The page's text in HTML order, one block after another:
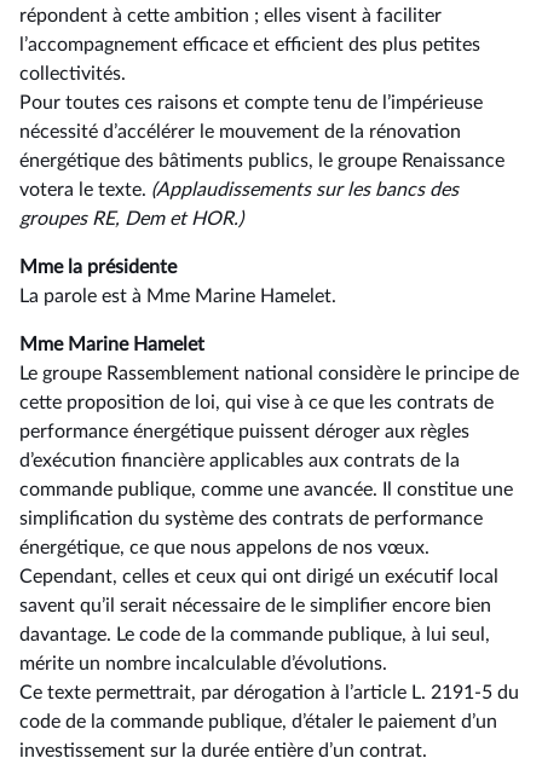
répondent à cette ambition ; elles visent à faciliter
l’accompagnement efficace et efficient des plus petites
collectivités.
Pour toutes ces raisons et compte tenu de l’impérieuse
nécessité d’accélérer le mouvement de la rénovation
énergétique des bâtiments publics, le groupe Renaissance
votera le texte. (Applaudissements sur les bancs des
groupes RE, Dem et HOR.)
Mme la présidente
La parole est à Mme Marine Hamelet.
Mme Marine Hamelet
Le groupe Rassemblement national considère le principe de
cette proposition de loi, qui vise à ce que les contrats de
performance énergétique puissent déroger aux règles
d’exécution financière applicables aux contrats de la
commande publique, comme une avancée. Il constitue une
simplification du système des contrats de performance
énergétique, ce que nous appelons de nos vœux.
Cependant, celles et ceux qui ont dirigé un exécutif local
savent qu’il serait nécessaire de le simplifier encore bien
davantage. Le code de la commande publique, à lui seul,
mérite un nombre incalculable d’évolutions.
Ce texte permettrait, par dérogation à l’article L. 2191-5 du
code de la commande publique, d’étaler le paiement d’un
investissement sur la durée entière d’un contrat.